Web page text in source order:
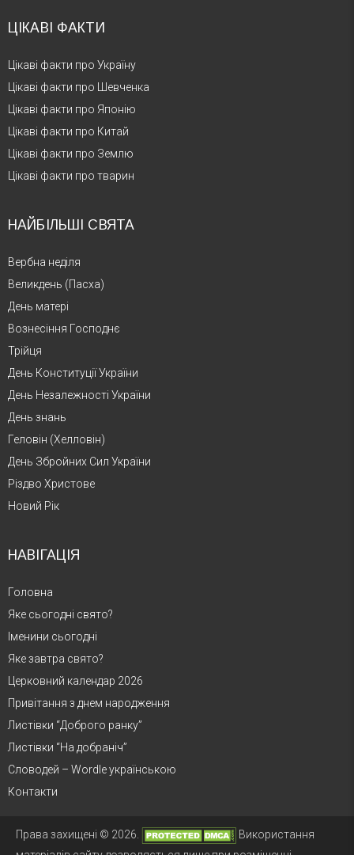
ЦІКАВІ ФАКТИ
Цікаві факти про Україну
Цікаві факти про Шевченка
Цікаві факти про Японію
Цікаві факти про Китай
Цікаві факти про Землю
Цікаві факти про тварин
НАЙБІЛЬШІ СВЯТА
Вербна неділя
Великдень (Пасха)
День матері
Вознесіння Господнє
Трійця
День Конституції України
День Незалежності України
День знань
Геловін (Хелловін)
День Збройних Сил України
Різдво Христове
Новий Рік
НАВІГАЦІЯ
Головна
Яке сьогодні свято?
Іменини сьогодні
Яке завтра свято?
Церковний календар 2026
Привітання з днем народження
Листівки “Доброго ранку”
Листівки “На добраніч”
Словодей – Wordle українською
Контакти
Права захищені © 2026.
Використання